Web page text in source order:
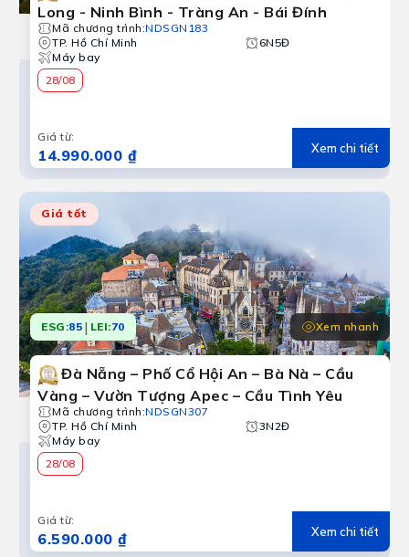
Long - Ninh Bình - Tràng An - Bái Đính
Mã chương trình:NDSGN183
TP. Hồ Chí Minh
6N5Đ
Máy bay
28/08
Giá từ:
14.990.000 ₫ Xem chi tiết
Giá tốt
ESG:85 | LEI:70 Xem nhanh
Đà Nẵng – Phố Cổ Hội An – Bà Nà – Cầu
Vàng – Vườn Tượng Apec – Cầu Tình Yêu
Mã chương trình:NDSGN307
TP. Hồ Chí Minh
3N2Đ
Máy bay
28/08
Giá từ:
6.590.000 ₫ Xem chi tiết